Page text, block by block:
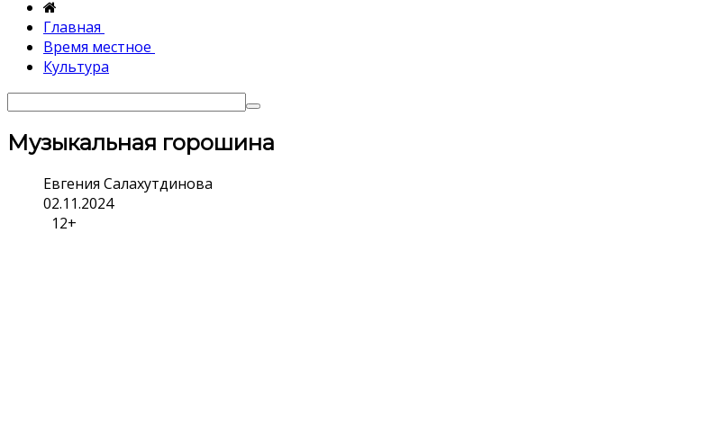
Главная
Время местное
Культура
Музыкальная горошина
Евгения Салахутдинова
02.11.2024
12+